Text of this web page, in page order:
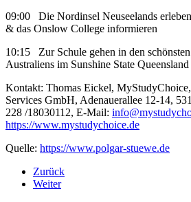
09:00 Die Nordinsel Neuseelands
& das Onslow College informieren
10:15 Zur Schule gehen in den
Australiens im Sunshine State Queensland
Kontakt: Thomas Eickel,
Services GmbH, Adenauerallee 12-14,
228 /18030112, E-Mail:
https://www.mystudychoice.de
Quelle: https://www.polgar-stuewe.de
Zurück
Weiter